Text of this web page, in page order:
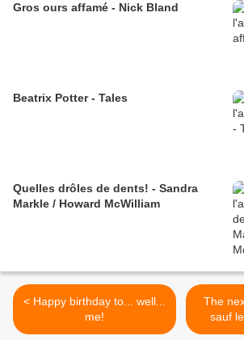
Gros ours affamé - Nick Bland
Beatrix Potter - Tales
Quelles drôles de dents! - Sandra
Markle / Howard McWilliam
< Happy birthday to... well...
me!
The
sauf